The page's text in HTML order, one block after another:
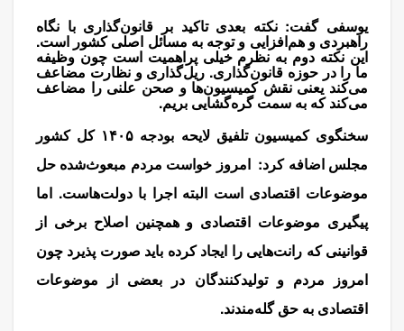
یوسفی گفت: نکته بعدی تاکید بر قانون‌گذاری با نگاه
راهبردی و هم‌افزایی و توجه به مسائل اصلی کشور است.
این نکته دوم به نظرم خیلی پراهمیت است چون وظیفه
ما را در حوزه قانون‌گذاری. ریل‌گذاری و نظارت مضاعف
می‌کند یعنی نقش کمیسیون‌ها و صحن علنی را مضاعف
می‌کند که به سمت گره‌گشایی بریم.
سخنگوی کمیسیون تلفیق لایحه بودجه ۱۴۰۵ کل کشور
مجلس اضافه کرد: امروز خواست مردم مبعوث‌شده حل
موضوعات اقتصادی است البته اجرا با دولت‌هاست. اما
پیگیری موضوعات اقتصادی و همچنین اصلاح برخی از
قوانینی که رانت‌هایی را ایجاد کرده باید صورت پذیرد چون
امروز مردم و تولیدکنندگان در بعضی از موضوعات
اقتصادی به حق گله‌مندند.